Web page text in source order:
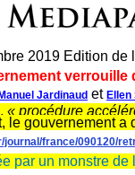
2019 Edition de
verrouille
Jardinaud et Ellen
« procédure
le gouvernement
journal/france/090120/
par un monstre